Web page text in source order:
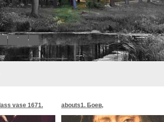
8
vase 1671. abouts1. Боев,